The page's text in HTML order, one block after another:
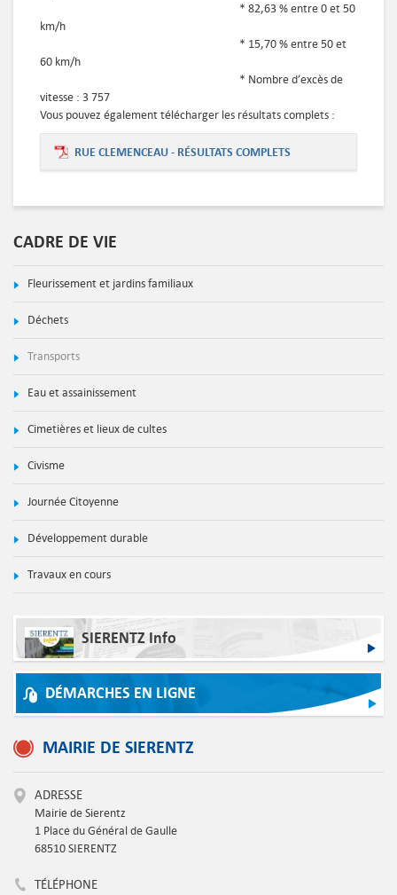
* 82,63 % entre 0 et 50
km/h
* 15,70 % entre 50 et
60 km/h
* Nombre d’excès de
vitesse : 3 757
Vous pouvez également télécharger les résultats complets :
RUE CLEMENCEAU - RÉSULTATS COMPLETS
CADRE DE VIE
Fleurissement et jardins familiaux
Déchets
Transports
Eau et assainissement
Cimetières et lieux de cultes
Civisme
Journée Citoyenne
Développement durable
Travaux en cours
SIERENTZ Info
DÉMARCHES EN LIGNE
MAIRIE DE SIERENTZ
ADRESSE
Mairie de Sierentz
1 Place du Général de Gaulle
68510 SIERENTZ
TÉLÉPHONE